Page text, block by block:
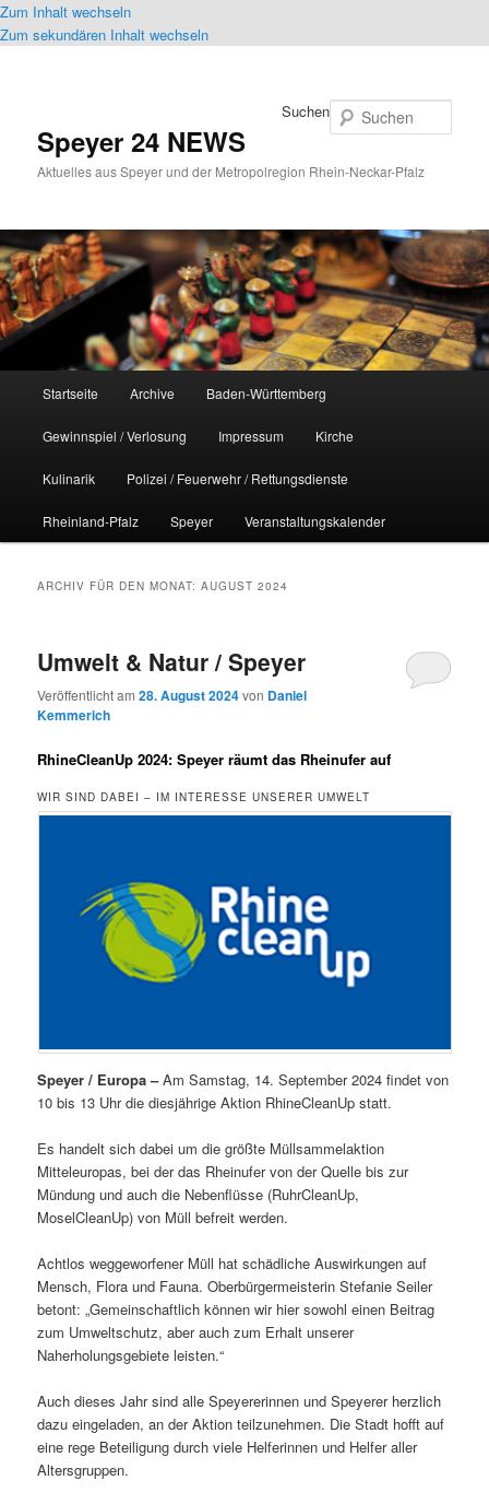
Zum Inhalt wechseln
Zum sekundären Inhalt wechseln
Speyer 24 NEWS
Aktuelles aus Speyer und der Metropolregion Rhein-Neckar-Pfalz
Suchen
Startseite Archive Baden-Württemberg
Gewinnspiel / Verlosung Impressum Kirche
Kulinarik Polizei / Feuerwehr / Rettungsdienste
Rheinland-Pfalz Speyer Veranstaltungskalender
ARCHIV FÜR DEN MONAT:AUGUST 2024
Umwelt & Natur / Speyer
Veröffentlicht am28. August 2024von Daniel
Kemmerich
RhineCleanUp 2024: Speyer räumt das Rheinufer auf
WIR SIND DABEI – IM INTERESSE UNSERER UMWELT
Speyer / Europa –Am Samstag, 14. September 2024 findet von
10 bis 13 Uhr die diesjährige Aktion RhineCleanUp statt.
Es handelt sich dabei um die größte Müllsammelaktion
Mitteleuropas, bei der das Rheinufer von der Quelle bis zur
Mündung und auch die Nebenflüsse (RuhrCleanUp,
MoselCleanUp) von Müll befreit werden.
Achtlos weggeworfener Müll hat schädliche Auswirkungen auf
Mensch, Flora und Fauna. Oberbürgermeisterin Stefanie Seiler
betont: „Gemeinschaftlich können wir hier sowohl einen Beitrag
zum Umweltschutz, aber auch zum Erhalt unserer
Naherholungsgebiete leisten.“
Auch dieses Jahr sind alle Speyererinnen und Speyerer herzlich
dazu eingeladen, an der Aktion teilzunehmen. Die Stadt hofft auf
eine rege Beteiligung durch viele Helferinnen und Helfer aller
Altersgruppen.